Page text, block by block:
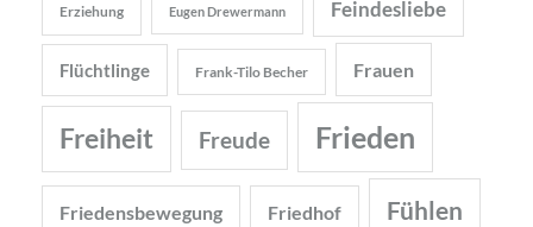
Erziehung Eugen Drewermann Feindesliebe
Flüchtlinge Frank-Tilo Becher Frauen
Freiheit Freude Frieden
Friedensbewegung Friedhof Fühlen